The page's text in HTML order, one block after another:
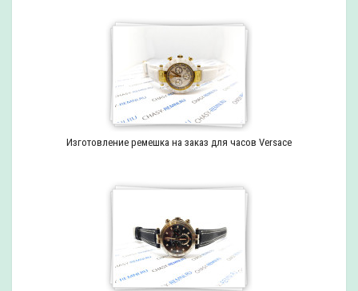
Изготовление ремешка на заказ для часов Versace